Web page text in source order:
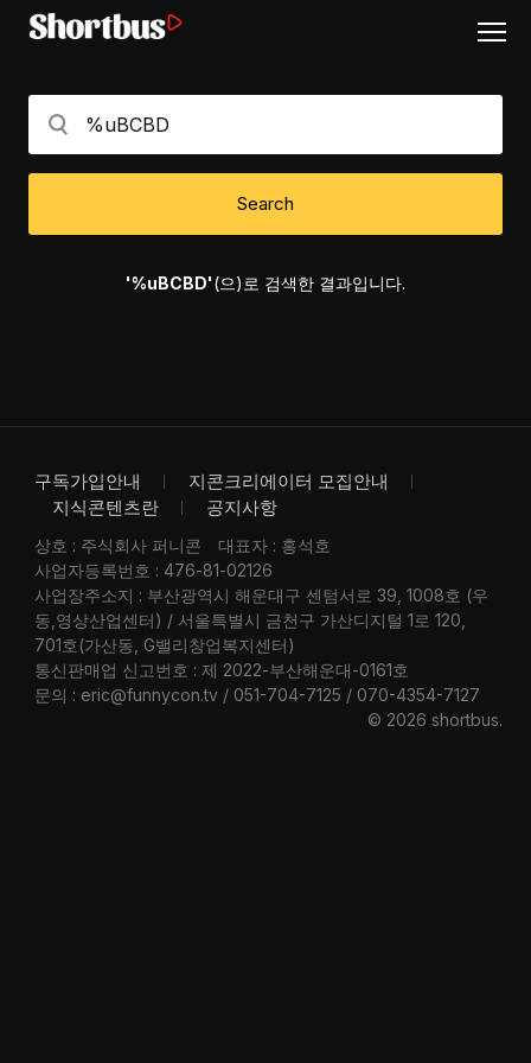
Search
'%uBCBD'(으)로 검색한 결과입니다.
구독가입안내
지콘크리에이터 모집안내
지식콘텐츠란
공지사항
상호 : 주식회사 퍼니콘
대표자 : 홍석호
사업자등록번호 : 476-81-02126
사업장주소지 : 부산광역시 해운대구 센텀서로 39, 1008호 (우
동,영상산업센터) / 서울특별시 금천구 가산디지털 1로 120,
701호(가산동, G밸리창업복지센터)
통신판매업 신고번호 : 제 2022-부산해운대-0161호
문의 : eric@funnycon.tv / 051-704-7125 / 070-4354-7127
© 2026 shortbus.